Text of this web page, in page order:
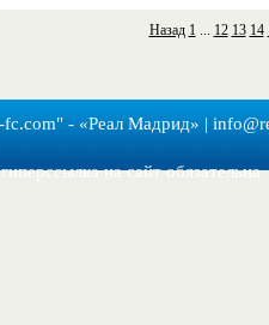
Назад 1 ... 12 13 14
- «Реал Мадрид» |
на сайт обязательна